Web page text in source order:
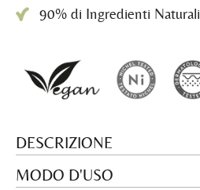
90% di Ingredienti Naturali
DESCRIZIONE
MODO D'USO